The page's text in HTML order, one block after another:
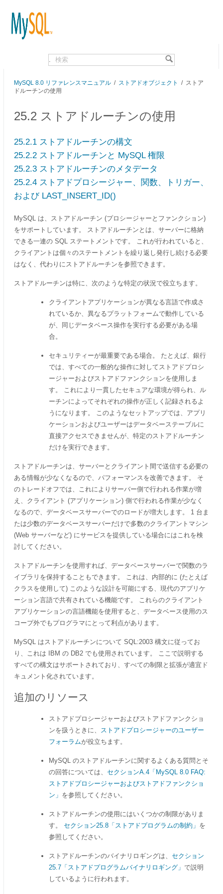
MySQL 8.0 リファレンスマニュアル / ストアドオブジェクト
/ ストア
ドルーチンの使用
25.2 ストアドルーチンの使用
25.2.1 ストアドルーチンの構文
25.2.2 ストアドルーチンと MySQL 権限
25.2.3 ストアドルーチンのメタデータ
25.2.4 ストアドプロシージャー、関数、トリガー、
および LAST_INSERT_ID()
MySQL は、ストアドルーチン (プロシージャーとファンクション)
をサポートしています。 ストアドルーチンとは、サーバーに格納
できる一連の SQL ステートメントです。 これが行われていると、
クライアントは個々のステートメントを繰り返し発行し続ける必要
はなく、代わりにストアドルーチンを参照できます。
ストアドルーチンは特に、次のような特定の状況で役立ちます。
クライアントアプリケーションが異なる言語で作成さ
れているか、異なるプラットフォームで動作している
が、同じデータベース操作を実行する必要がある場
合。
セキュリティーが最重要である場合。 たとえば、銀行
では、すべての一般的な操作に対してストアドプロシ
ージャーおよびストアドファンクションを使用しま
す。 これにより一貫したセキュアな環境が得られ、ル
ーチンによってそれぞれの操作が正しく記録されるよ
うになります。 このようなセットアップでは、アプリ
ケーションおよびユーザーはデータベーステーブルに
直接アクセスできませんが、特定のストアドルーチン
だけを実行できます。
ストアドルーチンは、サーバーとクライアント間で送信する必要の
ある情報が少なくなるので、パフォーマンスを改善できます。 そ
のトレードオフでは、これによりサーバー側で行われる作業が増
え、クライアント (アプリケーション) 側で行われる作業が少なく
なるので、データベースサーバーでのロードが増大します。 1 台ま
たは少数のデータベースサーバーだけで多数のクライアントマシン
(Web サーバーなど) にサービスを提供している場合にはこれを検
討してください。
ストアドルーチンを使用すれば、データベースサーバーで関数のラ
イブラリを保持することもできます。 これは、内部的に (たとえば
クラスを使用して) このような設計を可能にする、現代のアプリケ
ーション言語で共有されている機能です。 これらのクライアント
アプリケーションの言語機能を使用すると、データベース使用のス
コープ外でもプログラマにとって利点があります。
MySQL はストアドルーチンについて SQL:2003 構文に従ってお
り、これは IBM の DB2 でも使用されています。 ここで説明する
すべての構文はサポートされており、すべての制限と拡張が適宜ド
キュメント化されています。
追加のリソース
ストアドプロシージャーおよびストアドファンクショ
ンを扱うときに、 ストアドプロシージャーのユーザー
フォーラムが役立ちます。
MySQL のストアドルーチンに関するよくある質問とそ
の回答については、 セクションA.4「MySQL 8.0 FAQ:
ストアドプロシージャーおよびストアドファンクショ
ン」 を参照してください。
ストアドルーチンの使用にはいくつかの制限がありま
す。 セクション25.8「ストアドプログラムの制約」 を
参照してください。
ストアドルーチンのバイナリロギングは、 セクション
25.7「ストアドプログラムバイナリロギング」 で説明
しているように行われます。